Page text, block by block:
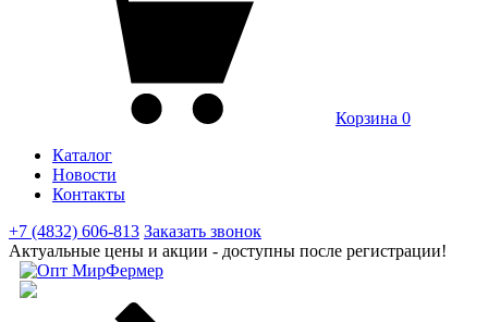
Корзина 0
Каталог
Новости
Контакты
+7 (4832) 606-813 Заказать звонок
Актуальные цены и акции - доступны после регистрации!